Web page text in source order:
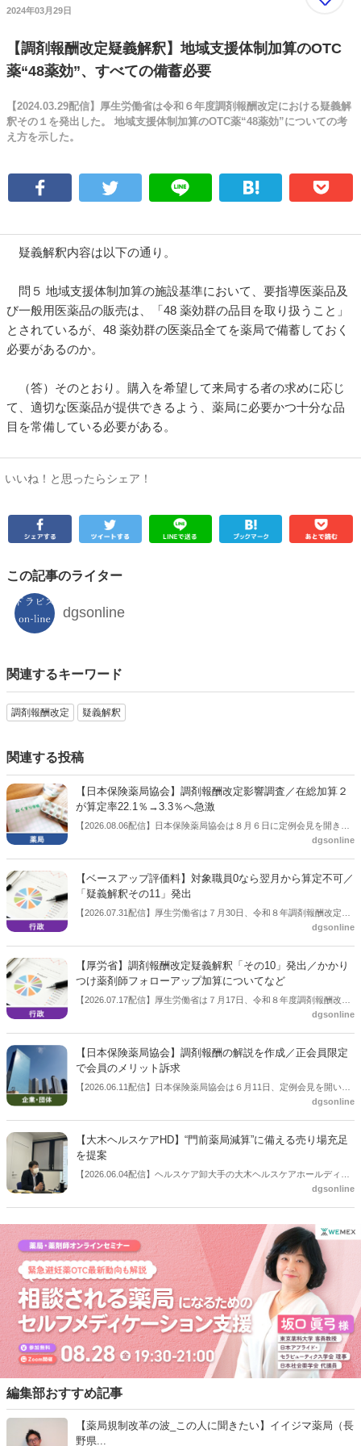
2024年03月29日
【調剤報酬改定疑義解釈】地域支援体制加算のOTC
薬“48薬効”、すべての備蓄必要
【2024.03.29配信】厚生労働省は令和６年度調剤報酬改定における疑義解
釈その１を発出した。 地域支援体制加算のOTC薬“48薬効”についての考
え方を示した。
疑義解釈内容は以下の通り。
問５ 地域支援体制加算の施設基準において、要指導医薬品及
び一般用医薬品の販売は、「48 薬効群の品目を取り扱うこと」
とされているが、48 薬効群の医薬品全てを薬局で備蓄しておく
必要があるのか。
（答）そのとおり。購入を希望して来局する者の求めに応じ
て、適切な医薬品が提供できるよう、薬局に必要かつ十分な品
目を常備している必要がある。
いいね！と思ったらシェア！
この記事のライター
dgsonline
関連するキーワード
調剤報酬改定 疑義解釈
関連する投稿
【日本保険薬局協会】調剤報酬改定影響調査／在総加算２
が算定率22.1％→3.3％へ急激
【2026.08.06配信】日本保険薬局協会は８月６日に定例会見を開き、
「令和８年度調剤報酬改定に係る保険薬局への影響」の調査結果を公
3.3％へ大きく低下した。
dgsonline
【ベースアップ評価料】対象職員0なら翌月から算定不可／
「疑義解釈その11」発出
【2026.07.31配信】厚生労働省は７月30日、令和８年調剤報酬改定の
dgsonline
【厚労省】調剤報酬改定疑義解釈「その10」発出／かかり
つけ薬剤師フォローアップ加算についてなど
【2026.07.17配信】厚生労働省は７月17日、令和８年度調剤報酬改定
dgsonline
【日本保険薬局協会】調剤報酬の解説を作成／正会員限定
で会員のメリット訴求
【2026.06.11配信】日本保険薬局協会は６月11日、定例会見を開い
た。この中で「調剤報酬等に係る解説」を作成したことを報告。協会
考え。
dgsonline
【大木ヘルスケアHD】“門前薬局減算”に備える売り場充足
を提案
【2026.06.04配信】ヘルスケア卸大手の大木ヘルスケアホールディン
グス（代表取締役社長：松井秀正氏）は６月４日、６月16・17日に開
算」（調剤基本料の15点マイナス）を取り上げ、減算に備える売り場
充足を提案するとした。
dgsonline
編集部おすすめ記事
【薬局規制改革の波_この人に聞きたい】イイジマ薬局（長
野県...